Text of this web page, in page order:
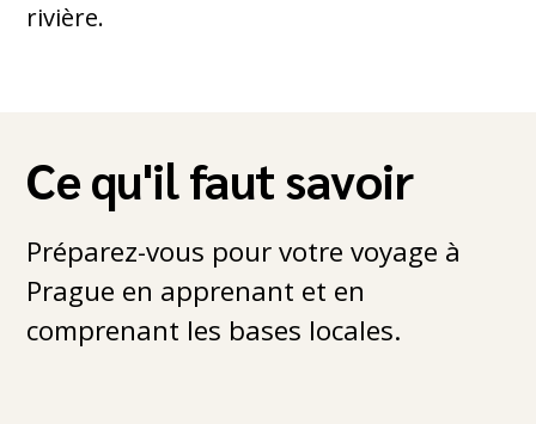
rivière.
Ce qu'il faut savoir
Préparez-vous pour votre voyage à
Prague en apprenant et en
comprenant les bases locales.